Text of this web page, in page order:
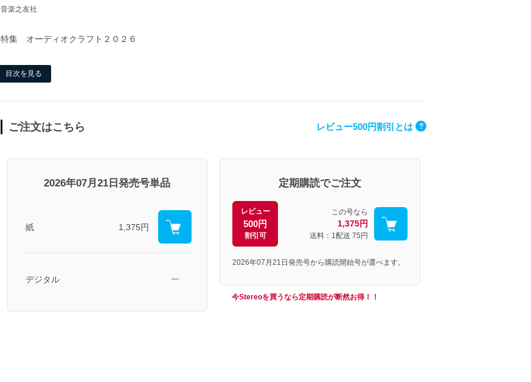
音楽之友社
特集 オーディオクラフト２０２６
目次を見る
ご注文はこちら レビュー500円割引とは ?
2026年07月21日発売号単品
紙 1,375円
デジタル ―
定期購読でご注文
レビュー
500円
割引可
この号なら
1,375円
送料：1配送 75円
2026年07月21日発売号から購読開始号が選べます。
今Stereoを買うなら定期購読が断然お得！！